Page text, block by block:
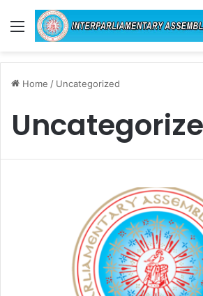
Menu
Home / Uncategorized